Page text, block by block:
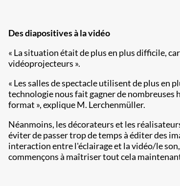
Des diapositives à la vidéo
« La situation était de plus en plus difficile,
vidéoprojecteurs ».
« Les salles de spectacle utilisent de plus
technologie nous fait gagner de
format », explique M. Lerchenmüller.
Néanmoins, les décorateurs et les
éviter de passer trop de temps à éditer des
interaction entre l'éclairage et la vidéo/le
commençons à maîtriser tout cela